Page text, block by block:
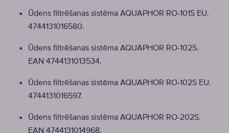
Ūdens filtrēšanas sistēma AQUAPHOR RO-101S EU.
4744131016580.
Ūdens filtrēšanas sistēma AQUAPHOR RO-102S.
EAN 4744131013534.
Ūdens filtrēšanas sistēma AQUAPHOR RO-102S EU.
4744131016597.
Ūdens filtrēšanas sistēma AQUAPHOR RO-202S.
EAN 4744131014968.